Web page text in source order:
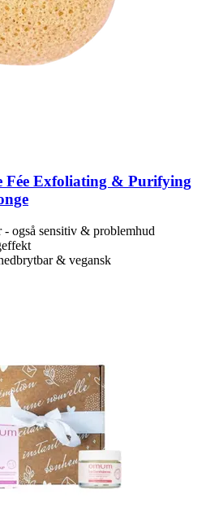
Fée Exfoliating & Purifying
- også sensitiv & problemhud
& vegansk